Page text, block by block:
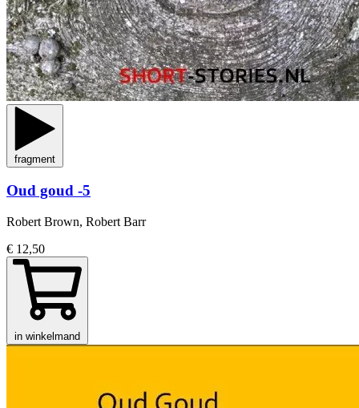
fragment
Oud goud -5
Robert Brown, Robert Barr
€ 12,50
in winkelmand